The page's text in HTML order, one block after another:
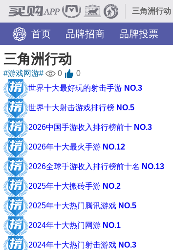
三角洲行动
首页 品牌招商 品牌投票
旅游景点
服务网点
三角洲行动
#游戏网游# 0
0
世界十大最好玩的射击手游 NO.3
世界十大射击游戏排行榜 NO.5
2026中国手游收入排行榜前十 NO.3
2026年十大最火手游 NO.12
2026全球手游收入排行榜前十名 NO.13
2025年十大搬砖手游 NO.2
2025年十大热门腾讯游戏 NO.5
2024年十大热门网游 NO.1
2024年十大热门射击游戏 NO.3